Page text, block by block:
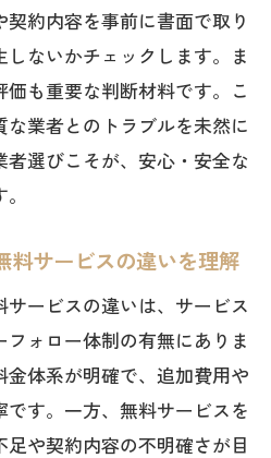
約内容を事前に書面で取り
ないかチェックします。ま
も重要な判断材料です。こ
業者とのトラブルを未然に
選びこそが、安心・安全な
料サービスの違いを理解
ービスの違いは、サービス
ォロー体制の有無にありま
体系が明確で、追加費用や
です。一方、無料サービスを
や契約内容の不明確さが目